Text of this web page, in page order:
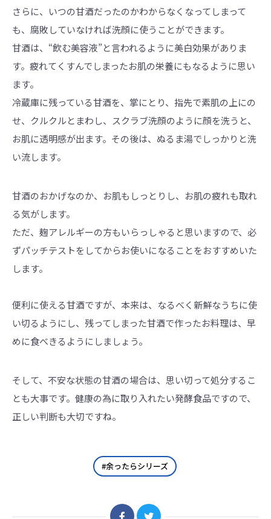
さらに、いつの甘酒だったのかわからなくなってしまって
も、腐敗していなければ洗顔に使うことができます。
甘酒は、“飲む美容液”と言われるように美白効果がありま
す。疲れてくすんでしまったお肌の栄養にもなるように思い
ます。
冷蔵庫に残っている甘酒を、掌にとり、指先で素肌の上にの
せ、クルクルとまわし、スクラブ洗顔のように顔を洗うと、
お肌に透明感が出ます。その後は、ぬるま湯でしっかりと洗
い流します。
甘酒のおかげなのか、お肌もしっとりし、お肌の疲れも取れ
る気がします。
ただ、麹アレルギーの方もいらっしゃると思いますので、必
ずパッチテストをしてからお使いになることをおすすめいた
します。
便利に使える甘酒ですが、本来は、なるべく新鮮なうちに使
い切るようにし、残ってしまった甘酒で作ったお料理は、早
めに食べきるようにしましょう。
そして、不安な状態の甘酒の場合は、思い切って処分するこ
とも大事です。健康の為に取り入れたい発酵食品ですので、
正しい判断も大切ですね。
余ったらシリーズ